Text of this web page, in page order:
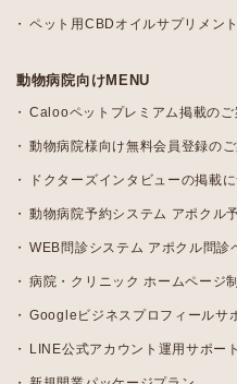
ペット用CBDオイルサプリメン
動物病院向けMENU
Calooペットプレミアム掲載のご
動物病院様向け無料会員登録の
ドクターズインタビューの掲載
動物病院予約システム アポクル
WEB問診システム アポクル問診
病院・クリニック ホームページ
Googleビジネスプロフィールサ
LINE公式アカウント運用サポート